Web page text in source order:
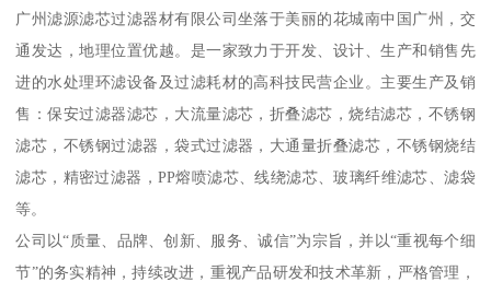
广州滤源滤芯过滤器材有限公司坐落于美丽的花城南中国广州，交
通发达，地理位置优越。是一家致力于开发、设计、生产和销售先
进的水处理环滤设备及过滤耗材的高科技民营企业。主要生产及销
售：保安过滤器滤芯，大流量滤芯，折叠滤芯，烧结滤芯，不锈钢
滤芯，不锈钢过滤器，袋式过滤器，大通量折叠滤芯，不锈钢烧结
滤芯，精密过滤器，PP熔喷滤芯、线绕滤芯、玻璃纤维滤芯、滤袋
等。
公司以“质量、品牌、创新、服务、诚信”为宗旨，并以“重视每个细
节”的务实精神，持续改进，重视产品研发和技术革新，严格管理，